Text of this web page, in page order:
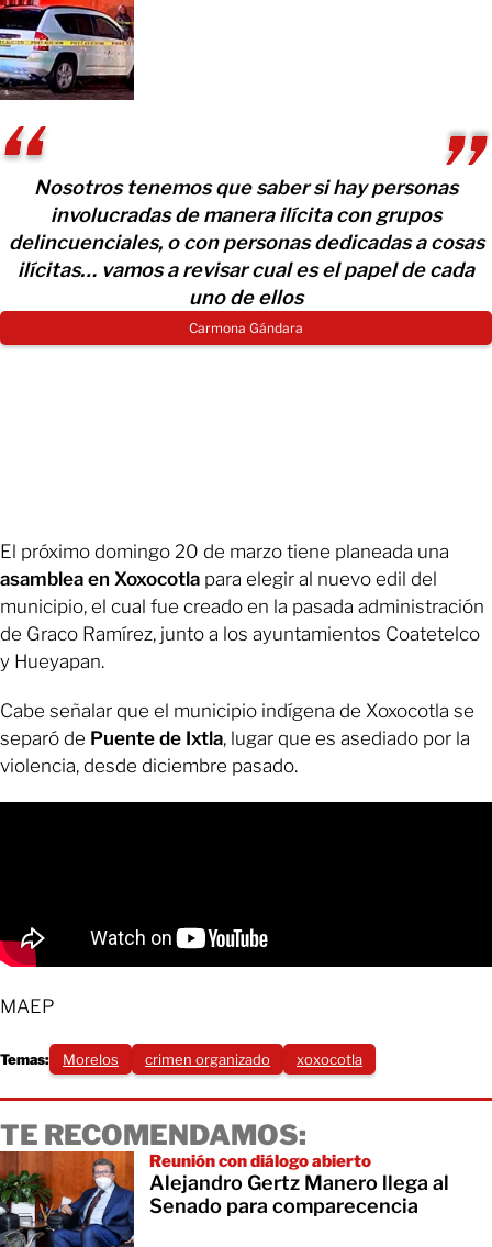
Nosotros tenemos que saber si hay personas
involucradas de manera ilícita con grupos
delincuenciales, o con personas dedicadas a cosas
ilícitas… vamos a revisar cual es el papel de cada
uno de ellos
Carmona Gándara
El próximo domingo 20 de marzo tiene planeada una
asamblea en Xoxocotla para elegir al nuevo edil del
municipio, el cual fue creado en la pasada administración
de Graco Ramírez, junto a los ayuntamientos Coatetelco
y Hueyapan.
Cabe señalar que el municipio indígena de Xoxocotla se
separó de Puente de Ixtla, lugar que es asediado por la
violencia, desde diciembre pasado.
MAEP
Temas: Morelos crimen organizado xoxocotla
TE RECOMENDAMOS:
Reunión con diálogo abierto
Alejandro Gertz Manero llega al
Senado para comparecencia